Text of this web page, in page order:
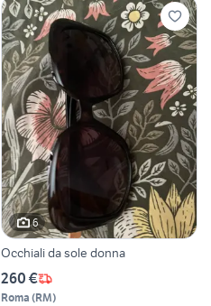
6
Occhiali da sole donna
260 €
Roma (RM)